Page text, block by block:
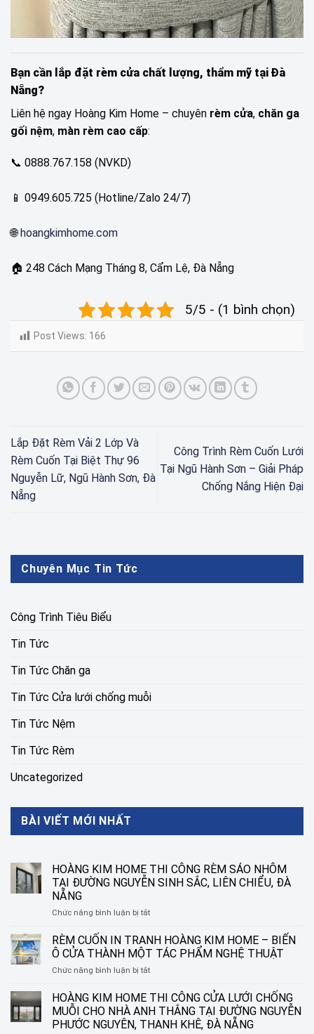
Bạn cần lắp đặt rèm cửa chất lượng, thẩm mỹ tại Đà
Nẵng?
Liên hệ ngay Hoàng Kim Home – chuyên rèm cửa, chăn ga
gối nệm, màn rèm cao cấp:
📞 0888.767.158 (NVKD)
📱 0949.605.725 (Hotline/Zalo 24/7)
🌐 hoangkimhome.com
🏠 248 Cách Mạng Tháng 8, Cẩm Lệ, Đà Nẵng
5/5 - (1 bình chọn)
Post Views: 166
Lắp Đặt Rèm Vải 2 Lớp Và
Rèm Cuốn Tại Biệt Thự 96
Nguyễn Lữ, Ngũ Hành Sơn, Đà
Nẵng
Công Trình Rèm Cuốn Lưới
Tại Ngũ Hành Sơn – Giải Pháp
Chống Nắng Hiện Đại
Chuyên Mục Tin Tức
Công Trình Tiêu Biểu
Tin Tức
Tin Tức Chăn ga
Tin Tức Cửa lưới chống muỗi
Tin Tức Nệm
Tin Tức Rèm
Uncategorized
BÀI VIẾT MỚI NHẤT
HOÀNG KIM HOME THI CÔNG RÈM SÁO NHÔM
TẠI ĐƯỜNG NGUYỄN SINH SẮC, LIÊN CHIỂU, ĐÀ
NẴNG
Chức năng bình luận bị tắtở
KIM
HOME
THI
CÔNG
SÁO
NHÔM
TẠI
RÈM CUỐN IN TRANH HOÀNG KIM HOME – BIẾN
Ô CỬA THÀNH MỘT TÁC PHẨM NGHỆ THUẬT
Chức năng bình luận bị tắtở
CUỐN
IN
TRANH
HOÀNG
HOÀNG KIM HOME THI CÔNG CỬA LƯỚI CHỐNG
MUỖI CHO NHÀ ANH THẮNG TẠI ĐƯỜNG NGUYỄN
PHƯỚC NGUYÊN, THANH KHÊ, ĐÀ NẴNG